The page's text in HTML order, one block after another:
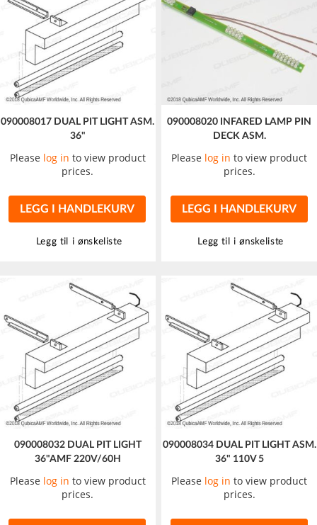
090008017 DUAL PIT LIGHT ASM.
36"
Please log in to view product
prices.
LEGG I HANDLEKURV
Legg til i ønskeliste
090008020 INFARED LAMP PIN
DECK ASM.
Please log in to view product
prices.
LEGG I HANDLEKURV
Legg til i ønskeliste
090008032 DUAL PIT LIGHT
36"AMF 220V/60H
Please log in to view product
prices.
090008034 DUAL PIT LIGHT ASM.
36" 110V 5
Please log in to view product
prices.